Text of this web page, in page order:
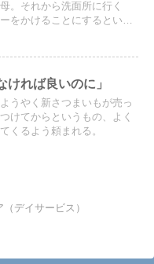
。それから洗面所に行く
をかけることにするという
ければ良いのに」
うやく新さつまいもが売っ
けてからというもの、よく
くるよう頼まれる。
（デイサービス）